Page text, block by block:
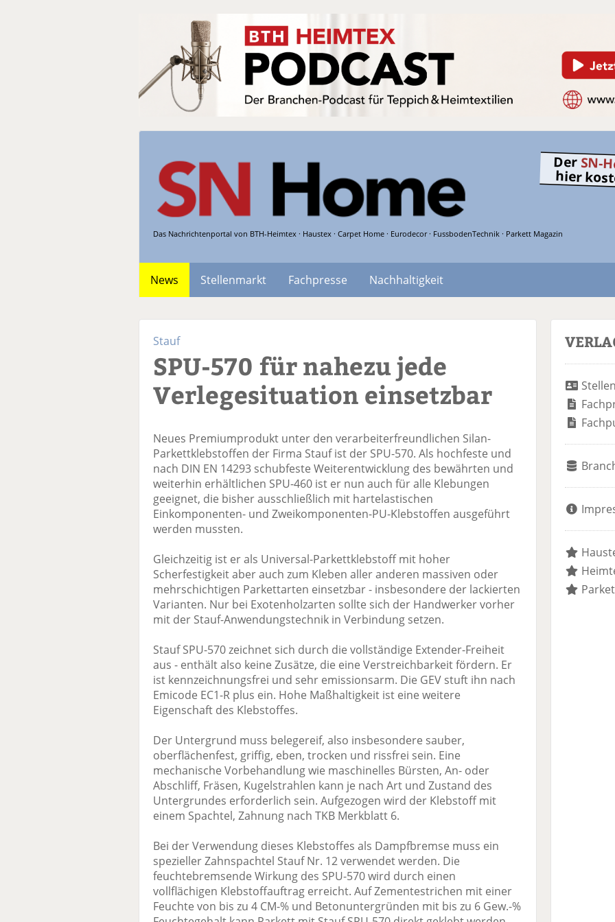
Das Nachrichtenportal von BTH-Heimtex · Haustex · Carpet Home · Eurodecor · FussbodenTechnik · Parkett Magazin
Der SN-
hier
News Stellenmarkt Fachpresse
Nachhaltigkeit
Stauf
SPU-570 für nahezu jede
Verlegesituation einsetzbar
Neues Premiumprodukt unter den verarbeiterfreundlichen Silan-
Parkettklebstoffen der Firma Stauf ist der SPU-570. Als hochfeste und
nach DIN EN 14293 schubfeste Weiterentwicklung des bewährten und
weiterhin erhältlichen SPU-460 ist er nun auch für alle Klebungen
geeignet, die bisher ausschließlich mit hartelastischen
Einkomponenten- und Zweikomponenten-PU-Klebstoffen ausgeführt
werden mussten.
Gleichzeitig ist er als Universal-Parkettklebstoff mit hoher
Scherfestigkeit aber auch zum Kleben aller anderen massiven oder
mehrschichtigen Parkettarten einsetzbar - insbesondere der lackierten
Varianten. Nur bei Exotenholzarten sollte sich der Handwerker vorher
mit der Stauf-Anwendungstechnik in Verbindung setzen.
Stauf SPU-570 zeichnet sich durch die vollständige Extender-Freiheit
aus - enthält also keine Zusätze, die eine Verstreichbarkeit fördern. Er
ist kennzeichnungsfrei und sehr emissionsarm. Die GEV stuft ihn nach
Emicode EC1-R plus ein. Hohe Maßhaltigkeit ist eine weitere
Eigenschaft des Klebstoffes.
Der Untergrund muss belegereif, also insbesondere sauber,
oberflächenfest, griffig, eben, trocken und rissfrei sein. Eine
mechanische Vorbehandlung wie maschinelles Bürsten, An- oder
Abschliff, Fräsen, Kugelstrahlen kann je nach Art und Zustand des
Untergrundes erforderlich sein. Aufgezogen wird der Klebstoff mit
einem Spachtel, Zahnung nach TKB Merkblatt 6.
Bei der Verwendung dieses Klebstoffes als Dampfbremse muss ein
spezieller Zahnspachtel Stauf Nr. 12 verwendet werden. Die
feuchtebremsende Wirkung des SPU-570 wird durch einen
vollflächigen Klebstoffauftrag erreicht. Auf Zementestrichen mit einer
Feuchte von bis zu 4 CM-% und Betonuntergründen mit bis zu 6 Gew.-%